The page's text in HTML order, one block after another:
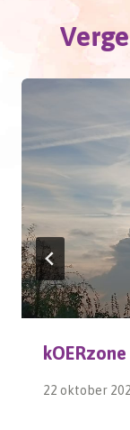
kOERzone
22 oktober